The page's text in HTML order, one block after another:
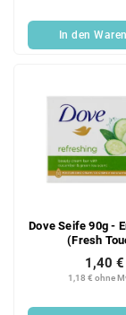
In den
Dove Seife 90g -
(Fresh
1,18 € ohne
1,40 €